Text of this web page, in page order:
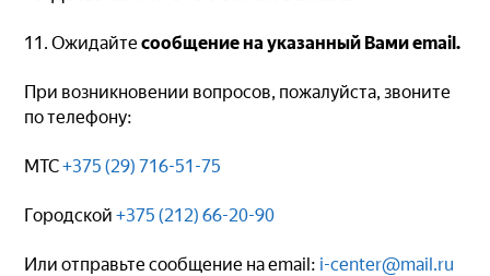
11. Ожидайтесообщение на указанный Вами email.
При возникновении вопросов, пожалуйста, звоните
по телефону:
МТС+375 (29) 716-51-75
Городской+375 (212) 66-20-90
Или отправьте сообщение на еmail: i-center@mail.ru